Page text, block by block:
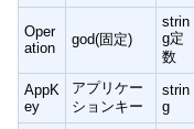
Oper
ation
god(固定)
strin
g定
数
AppK
ey
アプリケー
ションキー
strin
g